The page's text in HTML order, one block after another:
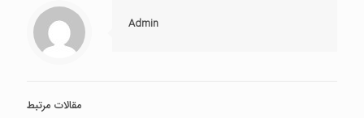
Admin
مقالات مرتبط